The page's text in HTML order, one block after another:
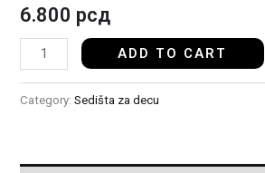
6.800 рсд
ADD TO CART
Category:Sedišta za decu